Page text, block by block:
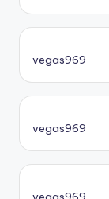
vegas969
vegas969